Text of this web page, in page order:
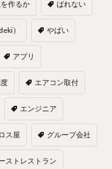
作るか ばれない
） やばい
アプリ
エアコン取付
エンジニア
ス屋 グループ会社
ストレストラン